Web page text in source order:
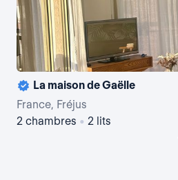
La maison de Gaëlle
France, Fréjus
2 chambres • 2 lits